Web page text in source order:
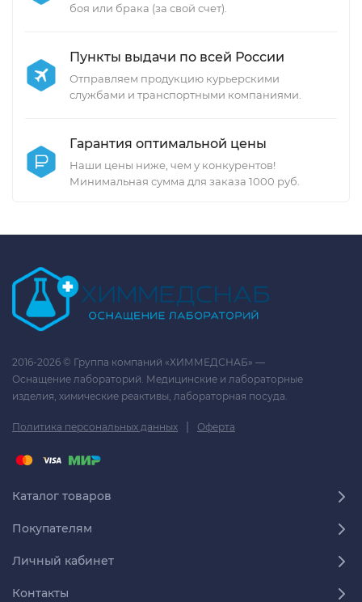
боя или брака (за свой счет).
Пункты выдачи по всей России
Отправляем продукцию курьерскими
службами и транспортными компаниями.
Гарантия оптимальной цены
Наши цены ниже, чем у конкурентов!
Минимальная сумма для заказа 1000 руб.
2016-2026 © Группа компаний «ХИММЕДСНАБ» —
Оснащение лабораторий. Медицинские и лабораторные
изделия, химические реактивы, лабораторная посуда.
Политика персональных данных | Оферта
Каталог товаров
Покупателям
Личный кабинет
Контакты